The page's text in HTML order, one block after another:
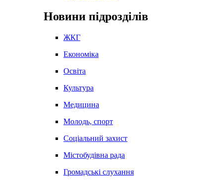
Новини підрозділів
ЖКГ
Економіка
Освіта
Культура
Медицина
Молодь, спорт
Соціальний захист
Містобудівна рада
Громадські слухання